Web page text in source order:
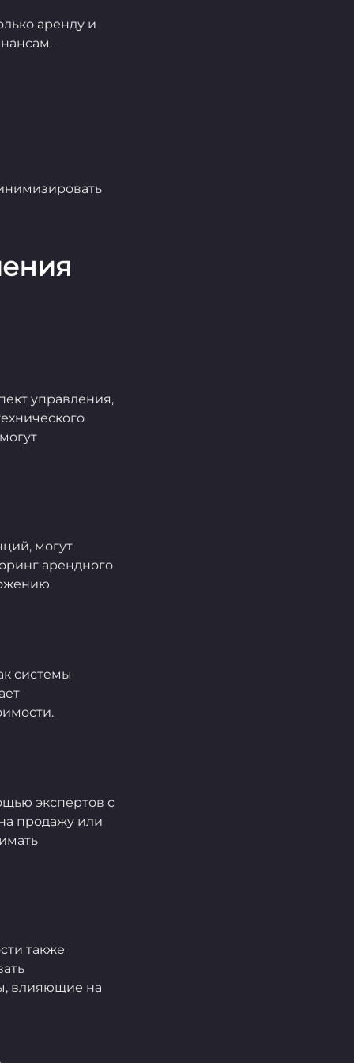
аренду и
управления,
могут
арендного
системы
экспертов с
продажу или
также
влияющие на